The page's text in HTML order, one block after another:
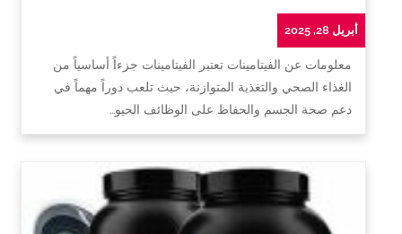
أبريل 28, 2025
معلومات عن الفيتامينات تعتبر الفيتامينات جزءاً أساسياً من
الغذاء الصحي والتغذية المتوازنة، حيث تلعب دوراً مهماً في
دعم صحة الجسم والحفاظ على الوظائف الحيو…